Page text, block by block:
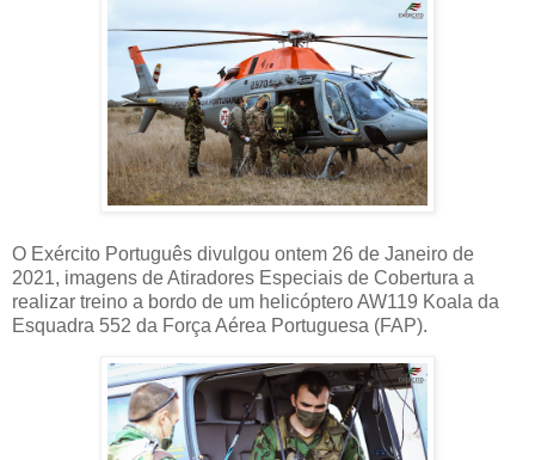
O Exército Português divulgou ontem 26 de Janeiro de
2021, imagens de Atiradores Especiais de Cobertura a
realizar treino a bordo de um helicóptero AW119 Koala da
Esquadra 552 da Força Aérea Portuguesa (FAP).